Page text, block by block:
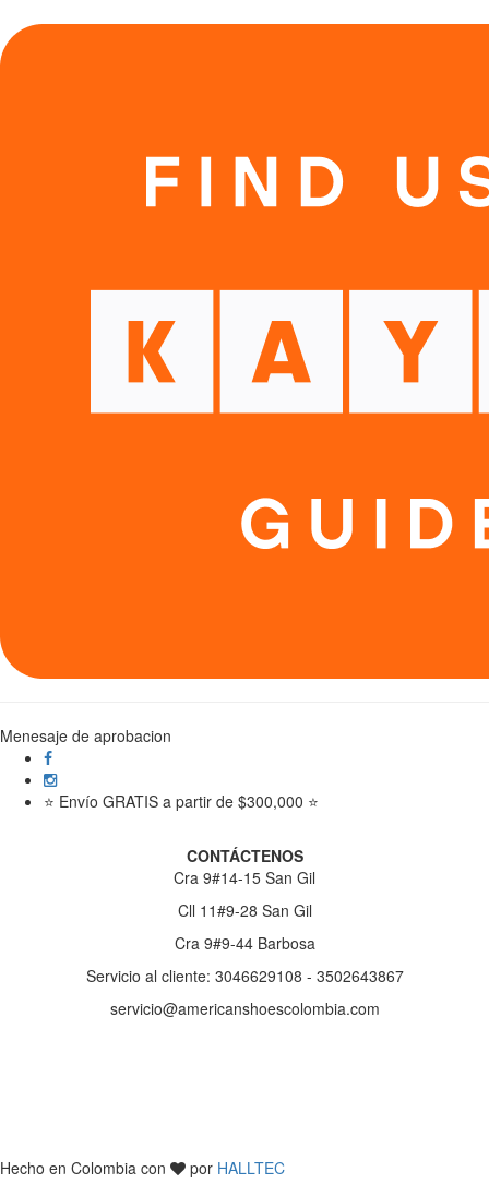
Menesaje de aprobacion
⭐ Envío GRATIS a partir de $300,000 ⭐
CONTÁCTENOS
Cra 9#14-15 San Gil
Cll 11#9-28 San Gil
Cra 9#9-44 Barbosa
Servicio al cliente: 3046629108 - 3502643867
servicio@americanshoescolombia.com
Hecho en Colombia con por HALLTEC